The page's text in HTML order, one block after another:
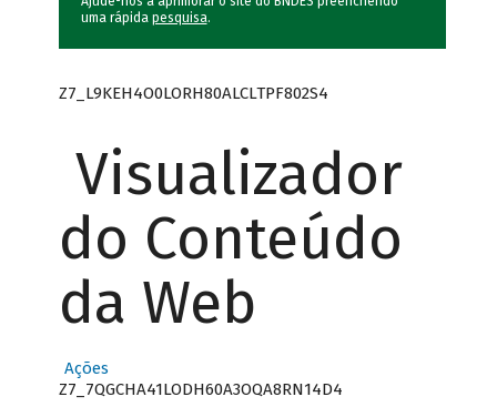
uma rápida pesquisa.
Z7_L9KEH4O0LORH80ALCLTPF802S4
Visualizador
do Conteúdo
da Web
Ações
Z7_7QGCHA41LODH60A3OQA8RN14D4